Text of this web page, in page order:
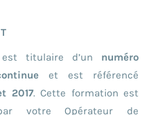
est titulaire d’un numéro
et est référencé
2017. Cette formation est
votre Opérateur de